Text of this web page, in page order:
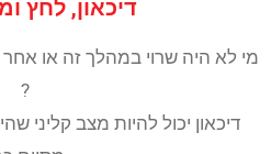
דיכאון, לחץ
מי לא היה שרוי במהלך זה או
?
דיכאון יכול להיות מצב קליני